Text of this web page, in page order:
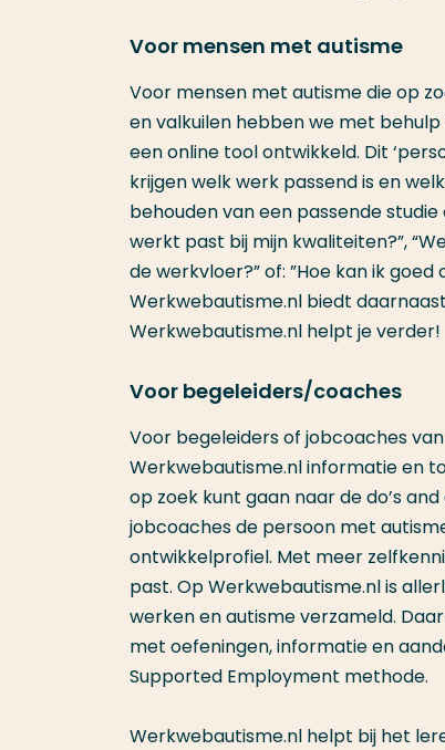
Voor mensen met autisme
Voor mensen met autisme die op
en valkuilen hebben we met
een online tool ontwikkeld. Dit
krijgen welk werk passend is en
behouden van een passende
werkt past bij mijn kwaliteiten?”,
de werkvloer?” of: ”Hoe kan ik
Werkwebautisme.nl biedt
Werkwebautisme.nl helpt je verder!
Voor begeleiders/coaches
Voor begeleiders of jobcoaches
Werkwebautisme.nl informatie en
op zoek kunt gaan naar de do’s
jobcoaches de persoon met
ontwikkelprofiel. Met meer
past. Op Werkwebautisme.nl is
werken en autisme verzameld.
met oefeningen, informatie en
Supported Employment methode.
Werkwebautisme.nl helpt bij het